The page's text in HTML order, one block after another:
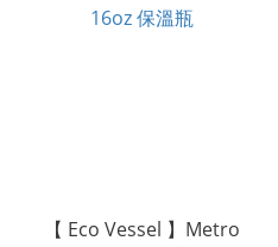
【 Eco Vessel 】Metro